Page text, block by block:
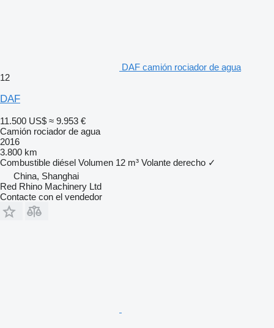
DAF camión rociador de agua
12
DAF
11.500 US$ ≈ 9.953 €
Camión rociador de agua
2016
3.800 km
Combustible diésel Volumen 12 m³ Volante derecho ✓
China, Shanghai
Red Rhino Machinery Ltd
Contacte con el vendedor